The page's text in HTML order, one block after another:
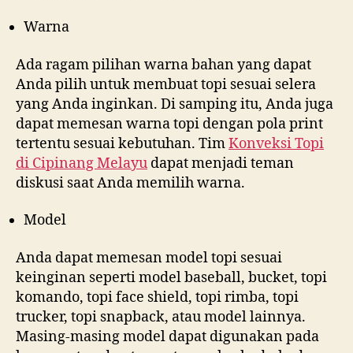
Warna
Ada ragam pilihan warna bahan yang dapat
Anda pilih untuk membuat topi sesuai selera
yang Anda inginkan. Di samping itu, Anda juga
dapat memesan warna topi dengan pola print
tertentu sesuai kebutuhan. TimKonveksi Topi
di Cipinang Melayu dapat menjadi teman
diskusi saat Anda memilih warna.
Model
Anda dapat memesan model topi sesuai
keinginan seperti model baseball, bucket, topi
komando, topi face shield, topi rimba, topi
trucker, topi snapback, atau model lainnya.
Masing-masing model dapat digunakan pada